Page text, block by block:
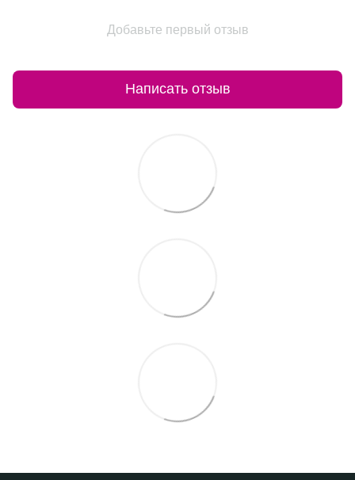
Добавьте первый отзыв
Написать отзыв